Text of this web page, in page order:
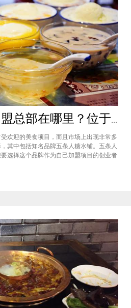
五条人糖水铺加盟总部在哪里？位于福建厦门欢迎大家前来考察
欢迎的美食项目，而且市场上出现非常多
其中包括知名品牌五条人糖水铺。五条人
选择这个品牌作为自己加盟项目的创业者
水铺加盟情况，欢迎大家前来考察。五条